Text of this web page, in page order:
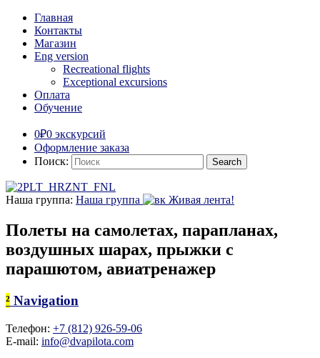
Главная
Контакты
Магазин
Eng version
Recreational flights
Exceptional excursions
Оплата
Обучение
0₽0 экскурсий
Оформление заказа
Поиск:
Наша группа: Наша группа Живая лента!
Полеты на самолетах, парапланах,
воздушных шарах, прыжки с
парашютом, авиатренажер
² Navigation
Телефон: +7 (812) 926-59-06
E-mail: info@dvapilota.com